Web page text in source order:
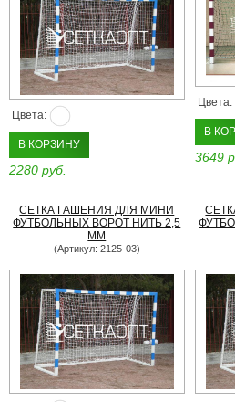
Цвета:
В КОРЗИНУ
2280 руб.
Цвета:
В
3649
СЕТКА ГАШЕНИЯ ДЛЯ МИНИ
ФУТБОЛЬНЫХ ВОРОТ НИТЬ 2,5
ММ
(Артикул: 2125-03)